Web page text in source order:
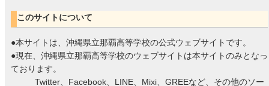
このサイトについて
●本サイトは、沖縄県立那覇高等学校の公式ウェブサイトです。
●現在、沖縄県立那覇高等学校のウェブサイトは本サイトのみとなっ
ております。
Twitter、Facebook、LINE、Mixi、GREEなど、その他のソー